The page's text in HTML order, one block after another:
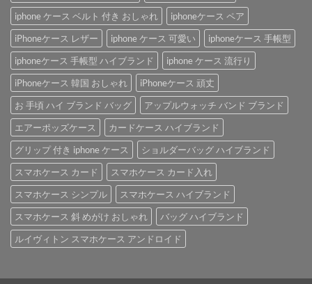
iphone ケース ベルト 付き おしゃれ
iphoneケース ペア
iPhoneケース レザー
iphone ケース 可愛い
iphoneケース 手帳型
iphoneケース 手帳型 ハイブランド
iphone ケース 流行り
iPhoneケース 韓国 おしゃれ
iPhoneケース 頑丈
お 手頃 ハイ ブランド バッグ
アップルウォッチ バンド ブランド
エアーポッズケース
カードケース ハイブランド
グリップ 付き iphone ケース
ショルダーバッグ ハイブランド
スマホケース カード
スマホケース カード入れ
スマホケース シンプル
スマホケース ハイブランド
スマホケース 斜 めがけ おしゃれ
バッグ ハイブランド
ルイヴィトン スマホケース アンドロイド